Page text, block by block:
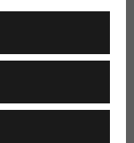
ime slavnog
uglavnom kao